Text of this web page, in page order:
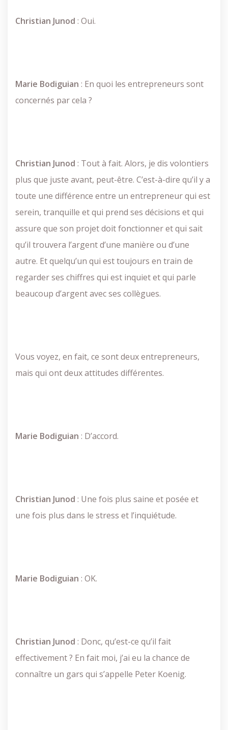
Christian Junod : Oui.
Marie Bodiguian : En quoi les entrepreneurs sont
concernés par cela ?
Christian Junod : Tout à fait. Alors, je dis volontiers
plus que juste avant, peut-être. C’est-à-dire qu’il y a
toute une différence entre un entrepreneur qui est
serein, tranquille et qui prend ses décisions et qui
assure que son projet doit fonctionner et qui sait
qu’il trouvera l’argent d’une manière ou d’une
autre. Et quelqu’un qui est toujours en train de
regarder ses chiffres qui est inquiet et qui parle
beaucoup d’argent avec ses collègues.
Vous voyez, en fait, ce sont deux entrepreneurs,
mais qui ont deux attitudes différentes.
Marie Bodiguian : D’accord.
Christian Junod : Une fois plus saine et posée et
une fois plus dans le stress et l’inquiétude.
Marie Bodiguian : OK.
Christian Junod : Donc, qu’est-ce qu’il fait
effectivement ? En fait moi, j’ai eu la chance de
connaître un gars qui s’appelle Peter Koenig.